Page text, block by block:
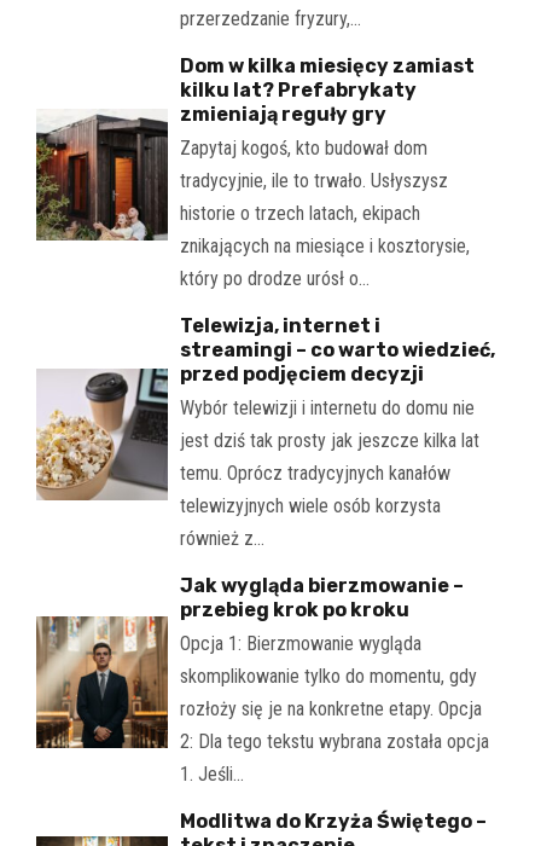
przerzedzanie fryzury,…
Dom w kilka miesięcy zamiast
kilku lat? Prefabrykaty
zmieniają reguły gry
Zapytaj kogoś, kto budował dom
tradycyjnie, ile to trwało. Usłyszysz
historie o trzech latach, ekipach
znikających na miesiące i kosztorysie,
który po drodze urósł o…
Telewizja, internet i
streamingi – co warto wiedzieć,
przed podjęciem decyzji
Wybór telewizji i internetu do domu nie
jest dziś tak prosty jak jeszcze kilka lat
temu. Oprócz tradycyjnych kanałów
telewizyjnych wiele osób korzysta
również z…
Jak wygląda bierzmowanie –
przebieg krok po kroku
Opcja 1: Bierzmowanie wygląda
skomplikowanie tylko do momentu, gdy
rozłoży się je na konkretne etapy. Opcja
2: Dla tego tekstu wybrana została opcja
1. Jeśli…
Modlitwa do Krzyża Świętego –